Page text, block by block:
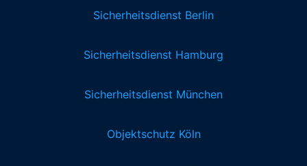
Sicherheitsdienst Berlin
Sicherheitsdienst Hamburg
Sicherheitsdienst München
Objektschutz Köln